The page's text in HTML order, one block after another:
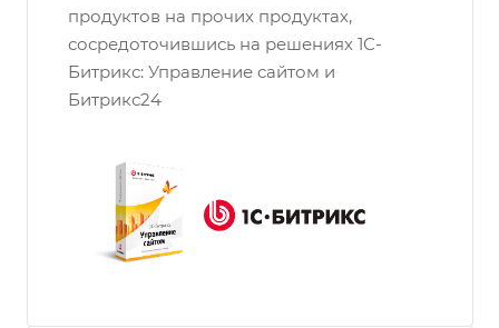
продуктов на прочих продуктах,
сосредоточившись на решениях 1С-
Битрикс: Управление сайтом и
Битрикс24